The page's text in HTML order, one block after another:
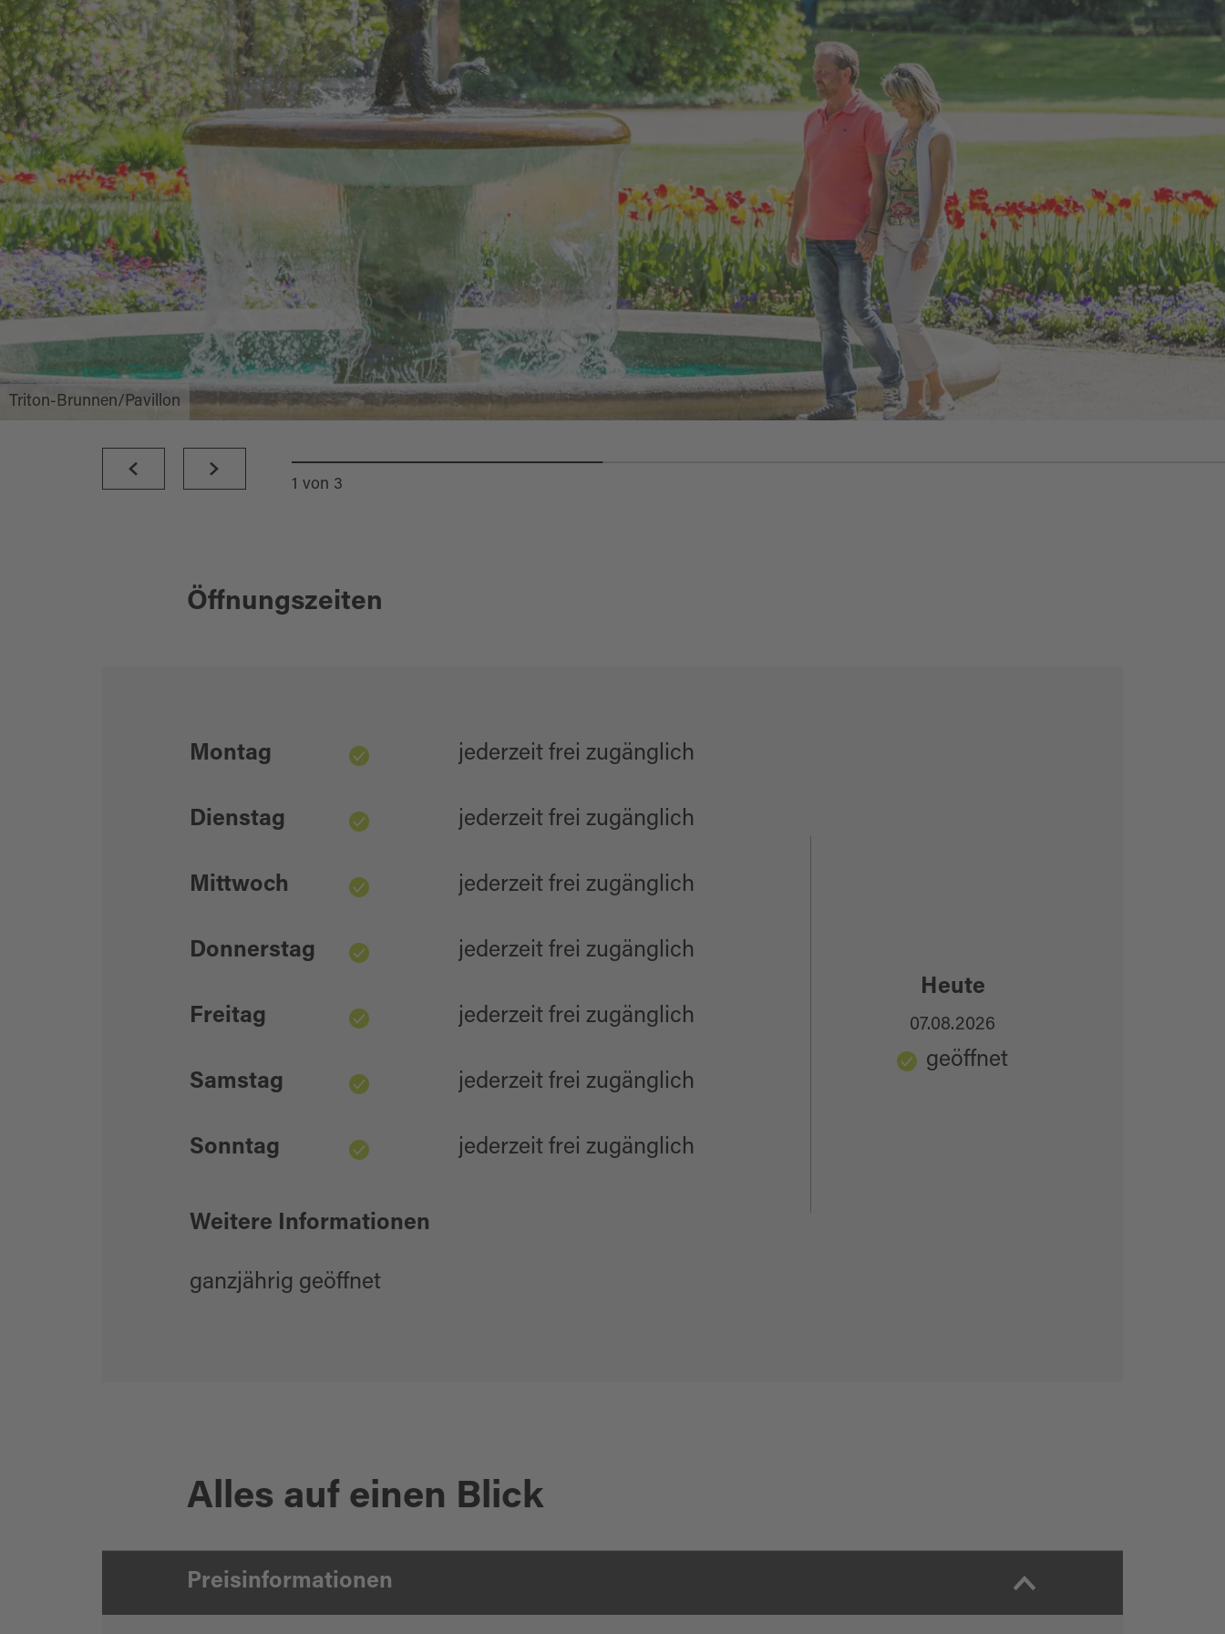
Triton-Brunnen/Pavillon
1 von 3
Öffnungszeiten
Montag jederzeit frei zugänglich
Dienstag jederzeit frei zugänglich
Mittwoch jederzeit frei zugänglich
Donnerstag jederzeit frei zugänglich
Freitag jederzeit frei zugänglich
Samstag jederzeit frei zugänglich
Sonntag jederzeit frei zugänglich
Weitere Informationen
ganzjährig geöffnet
Heute
07.08.2026
geöffnet
Alles auf einen Blick
Preisinformationen